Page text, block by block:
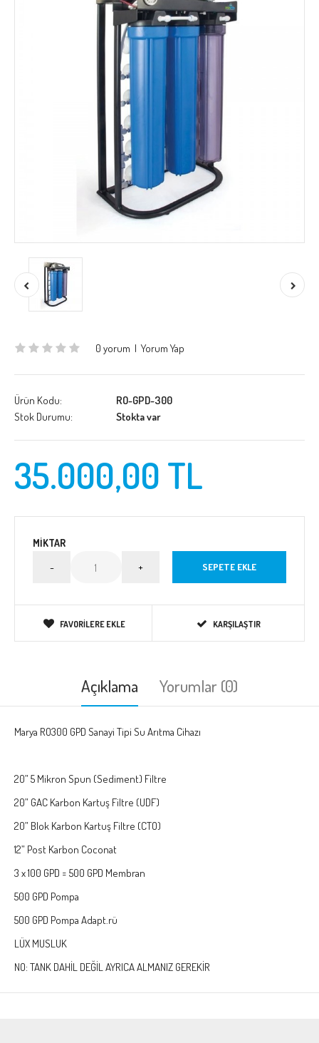
0 yorum | Yorum Yap
Ürün Kodu:
RO-GPD-300
Stok Durumu:
Stokta var
35.000,00 TL
MIKTAR
FAVORILERE EKLE KARŞILAŞTIR
Açıklama Yorumlar (0)
Marya RO300 GPD Sanayi Tipi Su Arıtma Cihazı
20” 5 Mikron Spun (Sediment) Filtre
20” GAC Karbon Kartuş Filtre (UDF)
20” Blok Karbon Kartuş Filtre (CTO)
12” Post Karbon Coconat
3 x 100 GPD = 500 GPD Membran
500 GPD Pompa
500 GPD Pompa Adapt.rü
LÜX MUSLUK
NO: TANK DAHİL DEĞİL AYRICA ALMANIZ GEREKİR